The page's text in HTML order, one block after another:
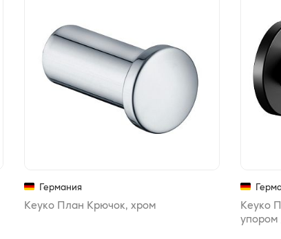
Германия
Кеуко План Крючок, хром
Кеуко
упором